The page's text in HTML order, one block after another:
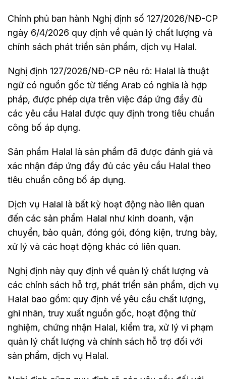
Chính phủ ban hành Nghị định số 127/2026/NĐ-CP
ngày 6/4/2026 quy định về quản lý chất lượng và
chính sách phát triển sản phẩm, dịch vụ Halal.
Nghị định 127/2026/NĐ-CP nêu rõ: Halal là thuật
ngữ có nguồn gốc từ tiếng Arab có nghĩa là hợp
pháp, được phép dựa trên việc đáp ứng đầy đủ
các yêu cầu Halal được quy định trong tiêu chuẩn
công bố áp dụng.
Sản phẩm Halal là sản phẩm đã được đánh giá và
xác nhận đáp ứng đầy đủ các yêu cầu Halal theo
tiêu chuẩn công bố áp dụng.
Dịch vụ Halal là bất kỳ hoạt động nào liên quan
đến các sản phẩm Halal như kinh doanh, vận
chuyển, bảo quản, đóng gói, đóng kiện, trưng bày,
xử lý và các hoạt động khác có liên quan.
Nghị định này quy định về quản lý chất lượng và
các chính sách hỗ trợ, phát triển sản phẩm, dịch vụ
Halal bao gồm: quy định về yêu cầu chất lượng,
ghi nhãn, truy xuất nguồn gốc, hoạt động thử
nghiệm, chứng nhận Halal, kiểm tra, xử lý vi phạm
quản lý chất lượng và chính sách hỗ trợ đối với
sản phẩm, dịch vụ Halal.